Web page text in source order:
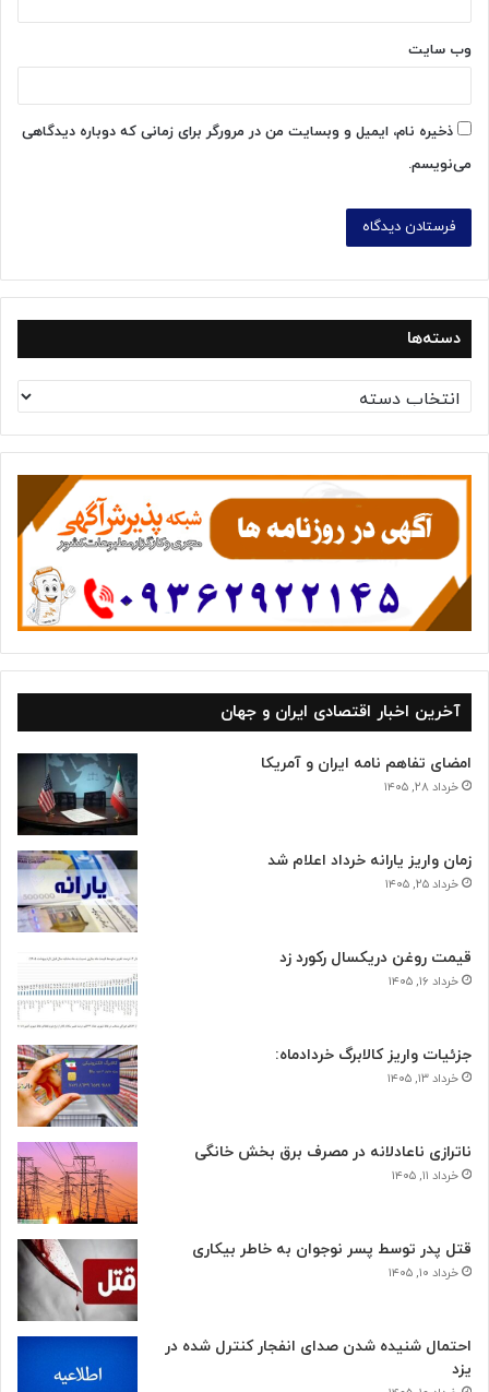
وب‌ سایت
ذخیره نام، ایمیل و وبسایت من در مرورگر برای زمانی که دوباره دیدگاهی
می‌نویسم.
دسته‌ها
س
ت
ه‌
ه
آخرین اخبار اقتصادی ایران و جهان
امضای تفاهم نامه ایران و آمریکا
خرداد ۲۸, ۱۴۰۵
زمان واریز یارانه خرداد اعلام شد
خرداد ۲۵, ۱۴۰۵
قیمت روغن دریکسال رکورد زد
خرداد ۱۶, ۱۴۰۵
جزئیات واریز کالابرگ خردادماه:
خرداد ۱۳, ۱۴۰۵
ناترازی ناعادلانه در مصرف برق بخش خانگی
خرداد ۱۱, ۱۴۰۵
قتل پدر توسط پسر نوجوان به خاطر بیکاری
خرداد ۱۰, ۱۴۰۵
احتمال شنیده شدن صدای انفجار کنترل شده در
یزد